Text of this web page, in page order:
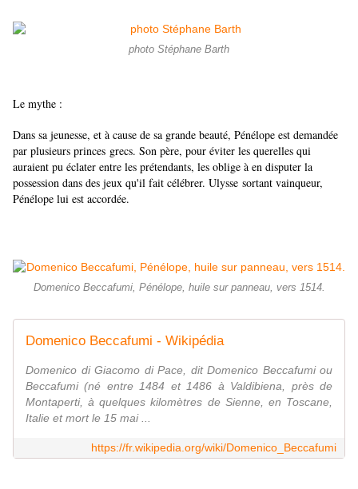
photo Stéphane Barth
Le mythe :
Dans sa jeunesse, et à cause de sa grande beauté, Pénélope est demandée
par plusieurs princes grecs. Son père, pour éviter les querelles qui
auraient pu éclater entre les prétendants, les oblige à en disputer la
possession dans des jeux qu'il fait célébrer. Ulysse sortant vainqueur,
Pénélope lui est accordée.
Domenico Beccafumi, Pénélope, huile sur panneau, vers 1514.
Domenico Beccafumi - Wikipédia
Domenico di Giacomo di Pace, dit Domenico Beccafumi ou
Beccafumi (né entre 1484 et 1486 à Valdibiena, près de
Montaperti, à quelques kilomètres de Sienne, en Toscane,
Italie et mort le 15 mai ...
https://fr.wikipedia.org/wiki/Domenico_Beccafumi